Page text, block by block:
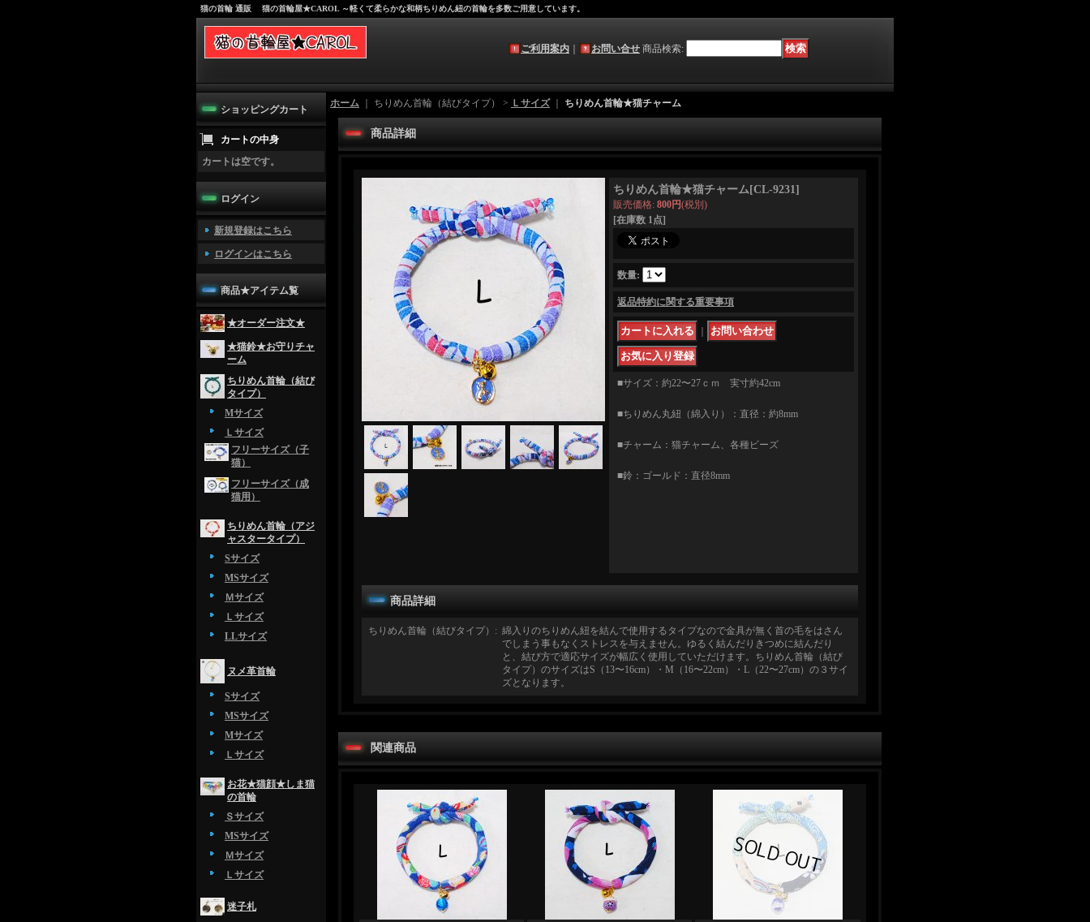
猫の首輪 通販 猫の首輪屋★CAROL ～軽くて柔らかな和柄ちりめん紐の首輪を多数ご用意しています。
ご利用案内 お問い合せ 商品検索:
ショッピングカート
カートの中身
カートは空です。
ログイン
新規登録はこちら
ログインはこちら
商品★アイテム覧
★オーダー注文★
★猫鈴★お守りチャ
ーム
ちりめん首輪（結び
タイプ）
Mサイズ
Ｌサイズ
フリーサイズ（子
猫）
フリーサイズ（成
猫用）
ちりめん首輪（アジ
ャスタータイプ）
Sサイズ
MSサイズ
Ｍサイズ
Ｌサイズ
LLサイズ
ヌメ革首輪
Sサイズ
MSサイズ
Mサイズ
Ｌサイズ
お花★猫顔★しま猫
の首輪
Ｓサイズ
MSサイズ
Ｍサイズ
Ｌサイズ
迷子札
ホーム ｜ ちりめん首輪（結びタイプ） > Ｌサイズ｜ ちりめん首輪★猫チャーム
商品詳細
ちりめん首輪★猫チャーム[CL-9231]
販売価格: 800円(税別)
[在庫数 1点]
数量:
返品特約に関する重要事項
■サイズ：約22〜27ｃｍ 実寸約42cm
■ちりめん丸紐（綿入り）：直径：約8mm
■チャーム：猫チャーム、各種ビーズ
■鈴：ゴールド：直径8mm
商品詳細
ちりめん首輪（結びタイプ） : 綿入りのちりめん紐を結んで使用するタイプなので金具が無く首の毛をはさん
でしまう事もなくストレスを与えません。ゆるく結んだりきつめに結んだり
と、結び方で適応サイズが幅広く使用していただけます。ちりめん首輪（結び
タイプ）のサイズはS（13〜16cm）・M（16〜22cm）・L（22〜27cm）の３サイ
ズとなります。
関連商品